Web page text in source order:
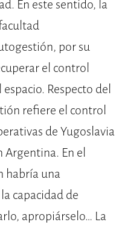
En este sentido, la
por su
el control
Respecto del
refiere el control
de Yugoslavia
Argentina. En el
habría una
capacidad de
apropiárselo… La